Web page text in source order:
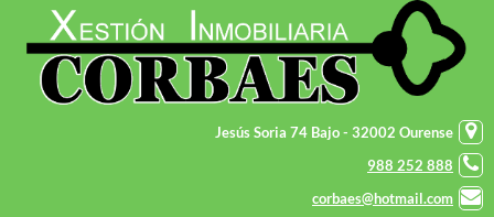
Jesús Soria 74 Bajo - 32002 Ourense
988 252 888
corbaes@hotmail.com